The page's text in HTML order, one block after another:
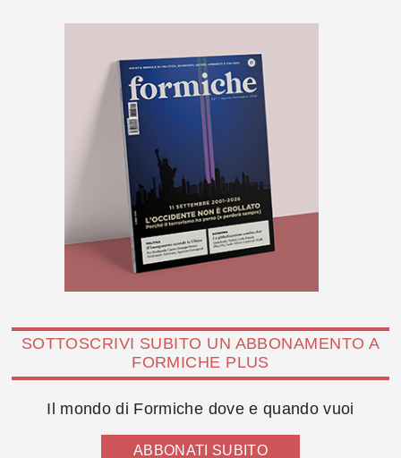
SOTTOSCRIVI SUBITO UN ABBONAMENTO A
FORMICHE PLUS
Il mondo di Formiche dove e quando vuoi
ABBONATI SUBITO